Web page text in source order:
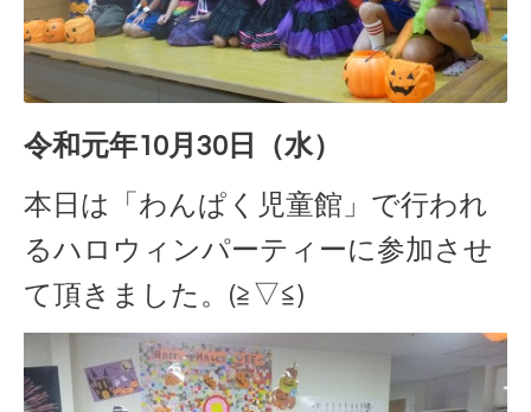
令和元年10月30日（水）
本日は「わんぱく児童館」で行われ
るハロウィンパーティーに参加させ
て頂きました。(≧▽≦)